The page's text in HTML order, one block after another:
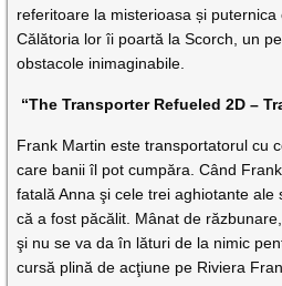
referitoare la misterioasa și puternica
Călătoria lor îi poartă la Scorch, un
obstacole inimaginabile.
“The Transporter Refueled 2D –
Frank Martin este transportatorul cu
care banii îl pot cumpăra. Când
fatală Anna şi cele trei aghiotante
că a fost păcălit. Mânat de
şi nu se va da în lături de la nimic
cursă plină de acţiune pe Riviera